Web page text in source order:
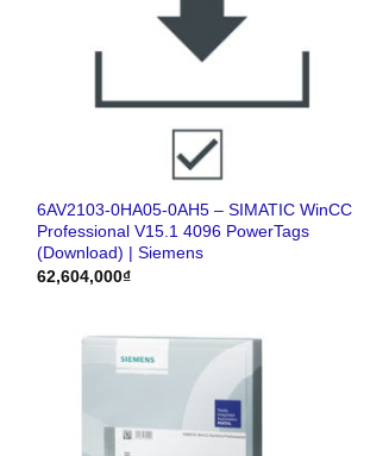
6AV2103-0HA05-0AH5 – SIMATIC WinCC
Professional V15.1 4096 PowerTags
(Download) | Siemens
62,604,000₫